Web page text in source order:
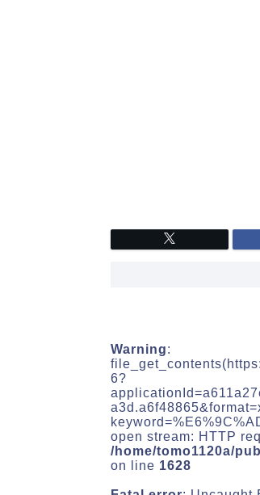
Warning:
6?
open stream: HTTP
/home/tomo1120a/
on line 1628